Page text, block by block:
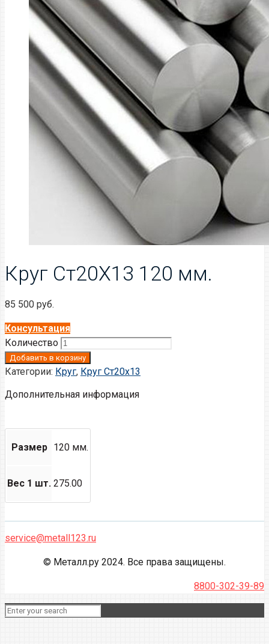
Круг Ст20Х13 120 мм.
85 500 руб.
Консультация
Количество
Добавить в корзину
Категории: Круг, Круг Ст20x13
Дополнительная информация
Размер 120 мм.
Вес 1 шт. 275.00
service@metall123.ru
© Металл.ру 2024. Все права защищены.
8800-302-39-89